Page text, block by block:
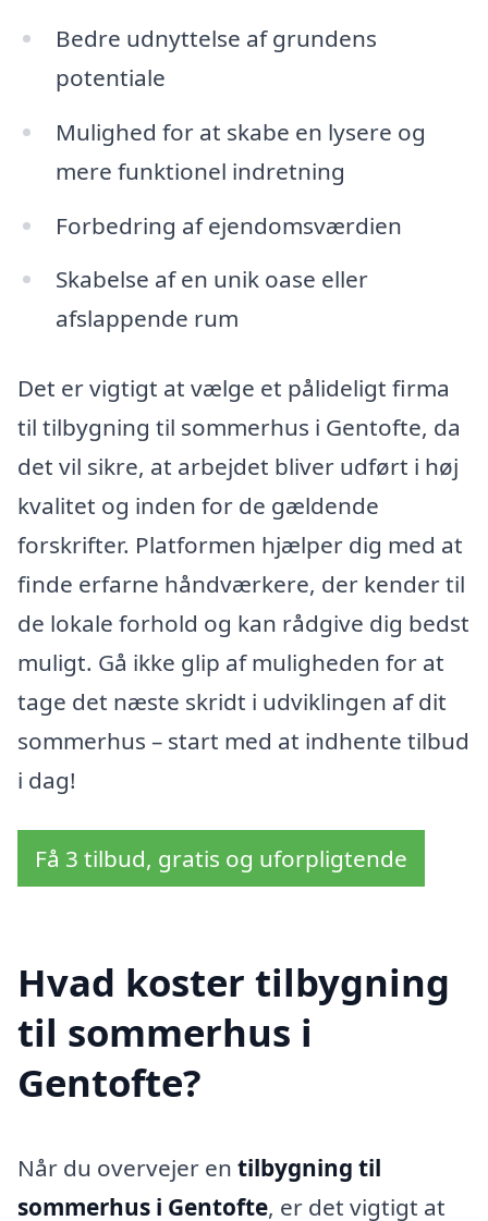
Bedre udnyttelse af grundens
potentiale
Mulighed for at skabe en lysere og
mere funktionel indretning
Forbedring af ejendomsværdien
Skabelse af en unik oase eller
afslappende rum
Det er vigtigt at vælge et pålideligt firma
til tilbygning til sommerhus i Gentofte, da
det vil sikre, at arbejdet bliver udført i høj
kvalitet og inden for de gældende
forskrifter. Platformen hjælper dig med at
finde erfarne håndværkere, der kender til
de lokale forhold og kan rådgive dig bedst
muligt. Gå ikke glip af muligheden for at
tage det næste skridt i udviklingen af dit
sommerhus – start med at indhente tilbud
i dag!
Få 3 tilbud, gratis og uforpligtende
Hvad koster tilbygning
til sommerhus i
Gentofte?
Når du overvejer en tilbygning til
sommerhus i Gentofte, er det vigtigt at